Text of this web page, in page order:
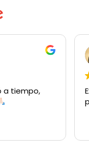
a tiempo,